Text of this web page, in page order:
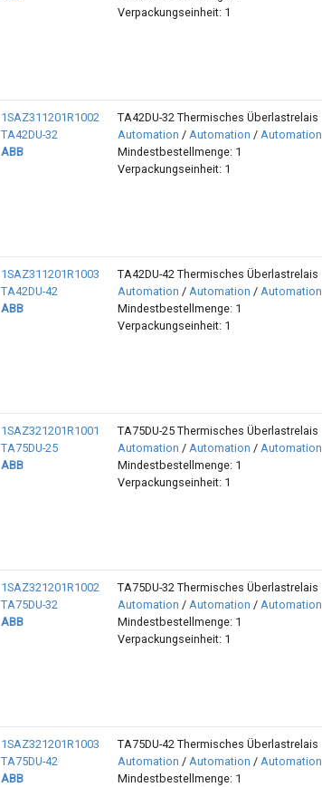
Verpackungseinheit: 1
1SAZ311201R1002
TA42DU-32
ABB
TA42DU-32 Thermisches Überlastrelais
Automation / Automation / Automation
Mindestbestellmenge: 1
Verpackungseinheit: 1
1SAZ311201R1003
TA42DU-42
ABB
TA42DU-42 Thermisches Überlastrelais
Automation / Automation / Automation
Mindestbestellmenge: 1
Verpackungseinheit: 1
1SAZ321201R1001
TA75DU-25
ABB
TA75DU-25 Thermisches Überlastrelais
Automation / Automation / Automation
Mindestbestellmenge: 1
Verpackungseinheit: 1
1SAZ321201R1002
TA75DU-32
ABB
TA75DU-32 Thermisches Überlastrelais
Automation / Automation / Automation
Mindestbestellmenge: 1
Verpackungseinheit: 1
1SAZ321201R1003
TA75DU-42
ABB
TA75DU-42 Thermisches Überlastrelais
Automation / Automation / Automation
Mindestbestellmenge: 1